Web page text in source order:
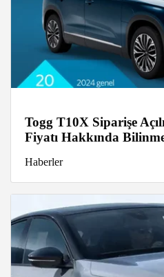
Togg T10X Siparişe
Fiyatı Hakkında
Haberler